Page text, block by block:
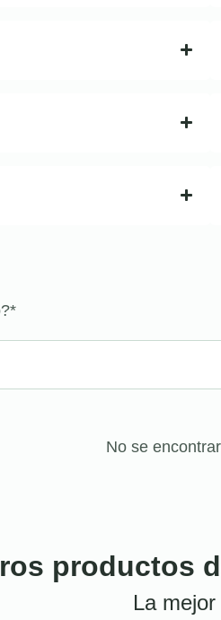
*
No se
productos
La